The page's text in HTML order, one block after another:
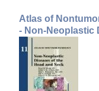
Atlas of
- Non-Neoplastic